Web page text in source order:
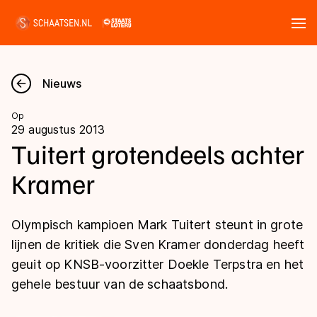
Nieuws
Kalender
Disciplines
Langebaan
Shorttrack
Inlineskaten
Uitslagen
Langebaan
Shorttrack
Tijden & historie
Nieuws
Op
29 augustus 2013
Tuitert grotendeels achter
Kramer
Olympisch kampioen Mark Tuitert steunt in grote
lijnen de kritiek die Sven Kramer donderdag heeft
geuit op KNSB-voorzitter Doekle Terpstra en het
gehele bestuur van de schaatsbond.